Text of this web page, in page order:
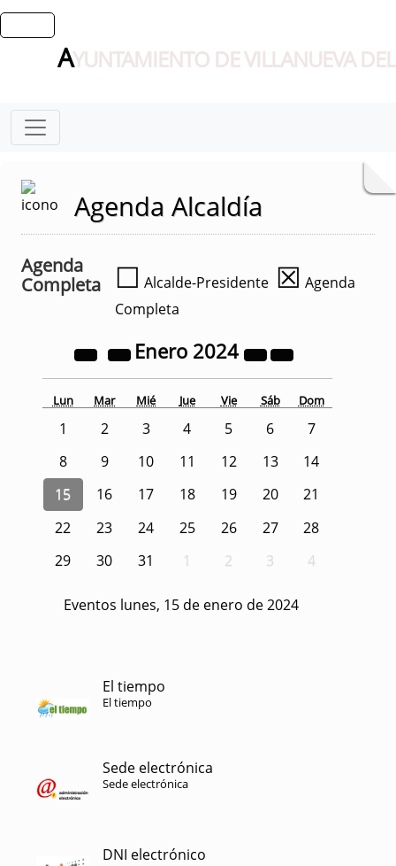
AYUNTAMIENTO DE VILLANUEVA
Agenda Alcaldía
Agenda
Completa
☐ Alcalde-Presidente ☒ Agenda
Completa
Enero 2024
Lun Mar Mié Jue Vie Sáb Dom
1 2 3 4 5 6
7
8
9 10 11 12 13
14
15
16 17 18 19 20
21
22
23 24 25 26 27
28
29
30 31 1 2 3 4
Eventos lunes, 15 de enero de 2024
El tiempo
El tiempo
Sede electrónica
Sede electrónica
DNI electrónico